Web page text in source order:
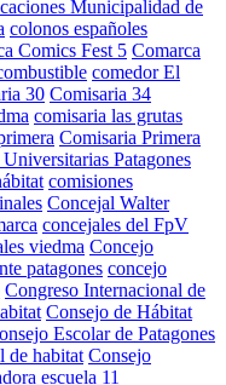
Municipalidad de
colonos españoles
Comics Fest 5 Comarca
comedor El
30 Comisaria 34
comisaria las grutas
Comisaria Primera
Patagones
comisiones
Concejal Walter
concejales del FpV
viedma Concejo
patagones concejo
Congreso Internacional de
Consejo de Hábitat
Escolar de Patagones
de habitat Consejo
escuela 11